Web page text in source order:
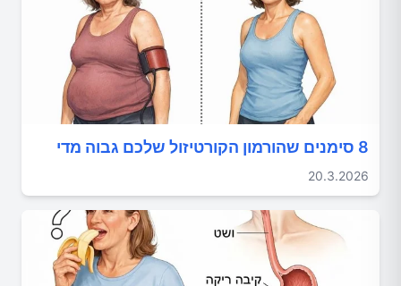
8 סימנים שהורמון הקורטיזול שלכם גבוה מדי
20.3.2026